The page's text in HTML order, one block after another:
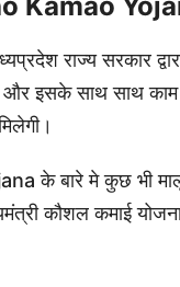
राज्य सरकार
और इसके साथ साथ
के बारे मे कुछ भी
कौशल कमाई